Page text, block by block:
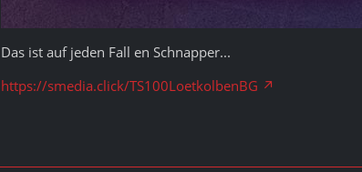
Das ist auf jeden Fall en Schnapper...
https://smedia.click/TS100LoetkolbenBG